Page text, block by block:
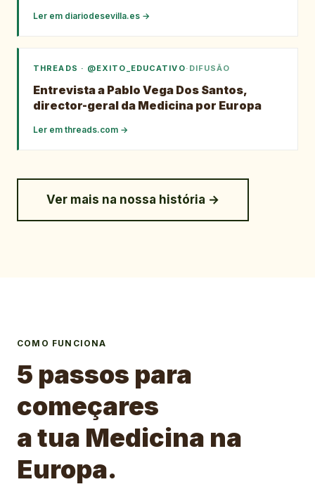
Ler em diariodesevilla.es →
THREADS · @EXITO_EDUCATIVO· DIFUSÃO
Entrevista a Pablo Vega Dos Santos,
director-geral da Medicina por Europa
Ler em threads.com →
Ver mais na nossa história →
COMO FUNCIONA
5 passos para
começares
a tua Medicina na
Europa.